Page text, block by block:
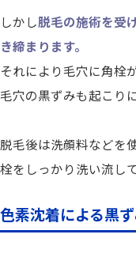
しかし脱毛の施術を受
き締まります。
それにより毛穴に角栓
毛穴の黒ずみも起こり
脱毛後は洗顔料などを
栓をしっかり洗い流し
色素沈着による黒